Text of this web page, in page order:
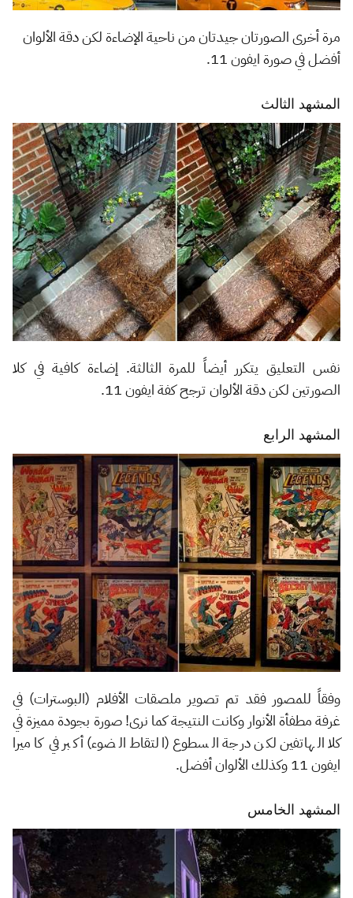
مرة أخرى الصورتان جيدتان من ناحية الإضاءة لكن دقة الألوان
أفضل في صورة ايفون 11.
المشهد الثالث
نفس التعليق يتكرر أيضاً للمرة الثالثة. إضاءة كافية في كلا
الصورتين لكن دقة الألوان ترجح كفة ايفون 11.
المشهد الرابع
وفقاً للمصور فقد تم تصوير ملصقات الأفلام (البوسترات) في
غرفة مطفأة الأنوار وكانت النتيجة كما نرى! صورة بجودة مميزة في
كلا الهاتفين لكن درجة السطوع (التقاط الضوء) أكبر في كاميرا
ايفون 11 وكذلك الألوان أفضل.
المشهد الخامس